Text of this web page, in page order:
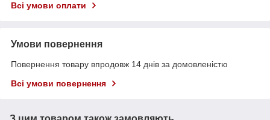
Всі умови оплати
Умови повернення
Повернення товару впродовж 14 днів за домовленістю
Всі умови повернення